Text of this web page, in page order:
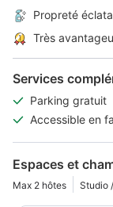
Propreté
Très
Services
Parking gratuit
Accessible en
Espaces et
Max 2 hôtes
Studio